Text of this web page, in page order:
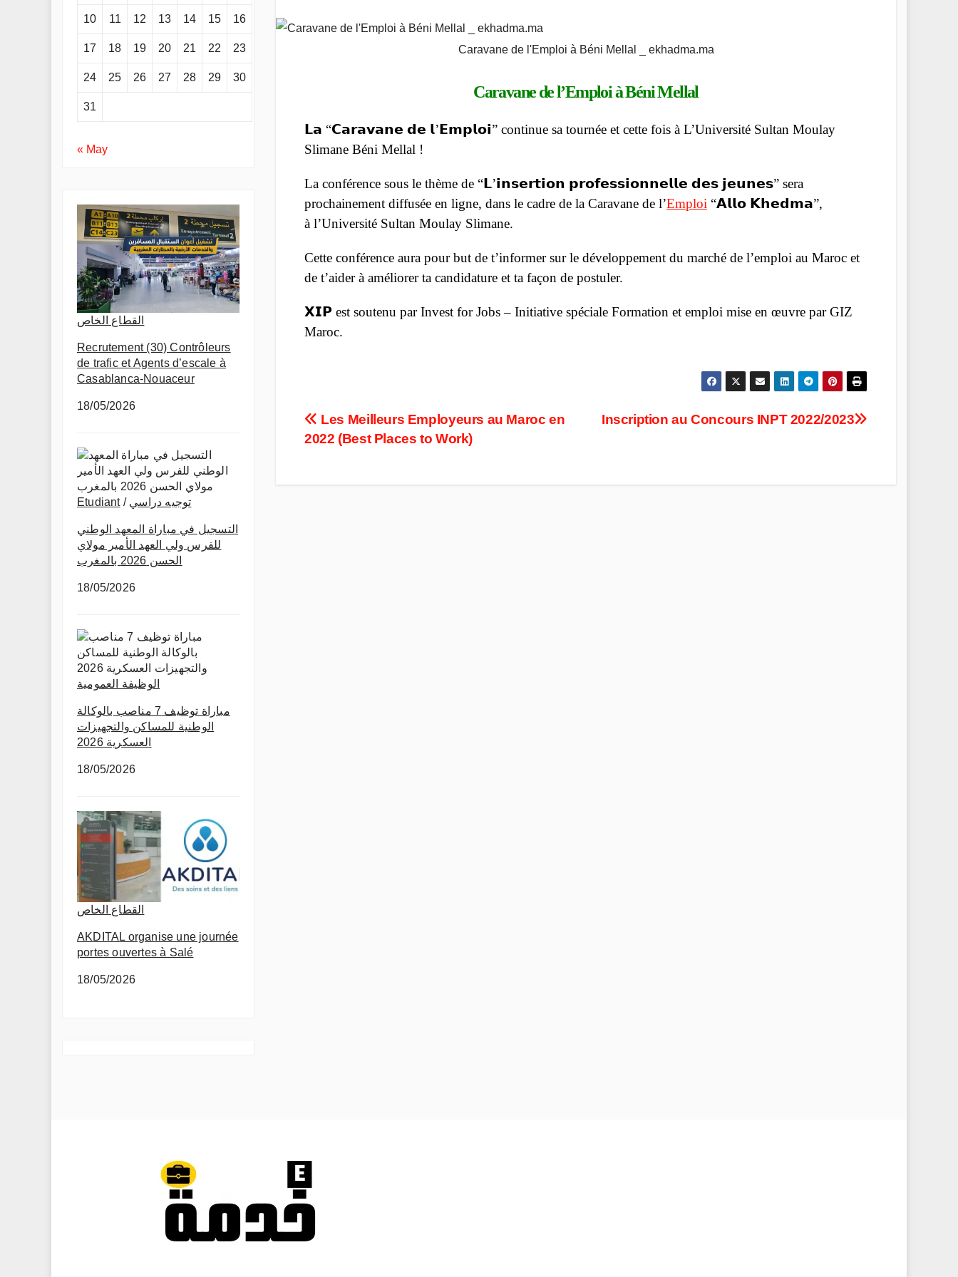
10 11 12 13 14 15 16
17 18 19 20 21 22 23
24 25 26 27 28 29 30
31
« May
القطاع الخاص
Recrutement (30) Contrôleurs
de trafic et Agents d’escale à
Casablanca-Nouaceur
18/05/2026
Etudiant/ توجيه دراسي
التسجيل في مباراة المعهد الوطني
للفرس ولي العهد الأمير مولاي
الحسن 2026 بالمغرب
18/05/2026
الوظيفة العمومية
مباراة توظيف 7 مناصب بالوكالة
الوطنية للمساكن والتجهيزات
العسكرية 2026
18/05/2026
القطاع الخاص
AKDITAL organise une journée
portes ouvertes à Salé
18/05/2026
Caravane de l'Emploi à Béni Mellal _ ekhadma.ma
Caravane de l’Emploi à Béni Mellal
𝗟𝗮 “𝗖𝗮𝗿𝗮𝘃𝗮𝗻𝗲 𝗱𝗲 𝗹’𝗘𝗺𝗽𝗹𝗼𝗶” continue sa tournée et cette fois à L’Université Sultan Moulay
Slimane Béni Mellal !
La conférence sous le thème de “𝗟’𝗶𝗻𝘀𝗲𝗿𝘁𝗶𝗼𝗻 𝗽𝗿𝗼𝗳𝗲𝘀𝘀𝗶𝗼𝗻𝗻𝗲𝗹𝗹𝗲 𝗱𝗲𝘀 𝗷𝗲𝘂𝗻𝗲𝘀” sera
prochainement diffusée en ligne, dans le cadre de la Caravane de l’Emploi “𝗔𝗹𝗹𝗼 𝗞𝗵𝗲𝗱𝗺𝗮”,
à l’Université Sultan Moulay Slimane.
Cette conférence aura pour but de t’informer sur le développement du marché de l’emploi au Maroc et
de t’aider à améliorer ta candidature et ta façon de postuler.
𝗫𝗜𝗣 est soutenu par Invest for Jobs – Initiative spéciale Formation et emploi mise en œuvre par GIZ
Maroc.
Post
navigation
Inscription au Concours INPT 2022/2023
Les Meilleurs Employeurs au Maroc en
2022 (Best Places to Work)